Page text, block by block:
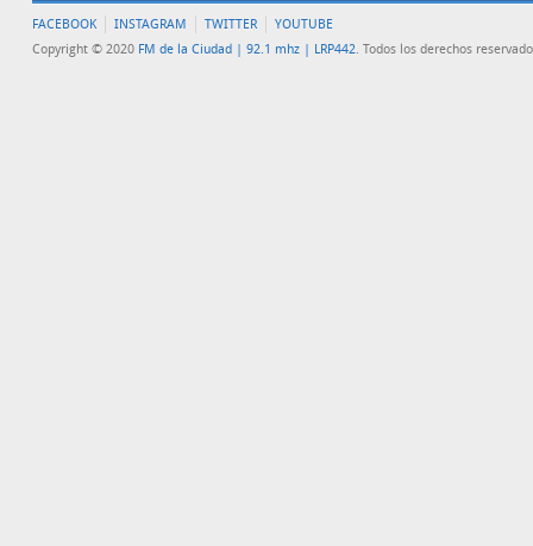
FACEBOOK INSTAGRAM TWITTER
YOUTUBE
Copyright © 2020 FM de la Ciudad | 92.1 mhz | LRP442. Todos los derechos